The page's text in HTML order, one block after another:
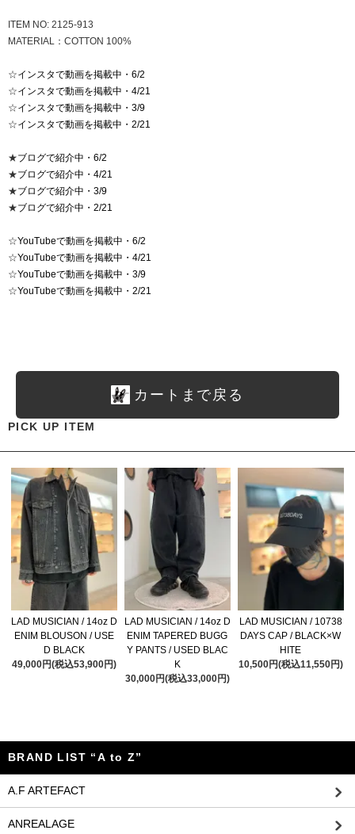
ITEM NO: 2125-913
MATERIAL：COTTON 100%
☆インスタで動画を掲載中・6/2
☆インスタで動画を掲載中・4/21
☆インスタで動画を掲載中・3/9
☆インスタで動画を掲載中・2/21
★ブログで紹介中・6/2
★ブログで紹介中・4/21
★ブログで紹介中・3/9
★ブログで紹介中・2/21
☆YouTubeで動画を掲載中・6/2
☆YouTubeで動画を掲載中・4/21
☆YouTubeで動画を掲載中・3/9
☆YouTubeで動画を掲載中・2/21
カートまで戻る
PICK UP ITEM
LAD MUSICIAN / 14oz D
ENIM BLOUSON / USE
D BLACK
49,000円(税込53,900円)
LAD MUSICIAN / 14oz D
ENIM TAPERED BUGG
Y PANTS / USED BLAC
K
30,000円(税込33,000円)
LAD MUSICIAN / 10738
DAYS CAP / BLACK×W
HITE
10,500円(税込11,550円)
BRAND LIST “A to Z”
A.F ARTEFACT
ANREALAGE